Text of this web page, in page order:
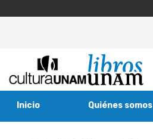
Inicio Quiénes somos